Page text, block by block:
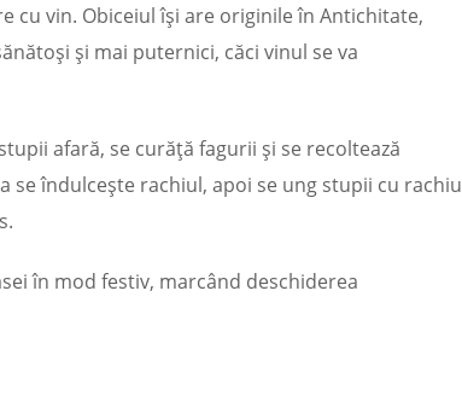
cu vin. Obiceiul îşi are originile în Antichitate,
şi mai puternici, căci vinul se va
afară, se curăţă fagurii şi se recoltează
se îndul­ceşte rachiul, apoi se ung stupii cu rachiu
în mod festiv, marcând deschiderea